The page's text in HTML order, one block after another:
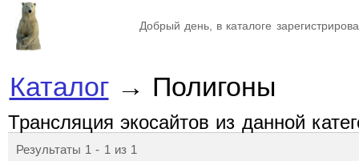
Добрый день, в каталоге
Каталог→ Полигоны
Трансляция экосайтов из данной
Результаты 1 - 1 из 1